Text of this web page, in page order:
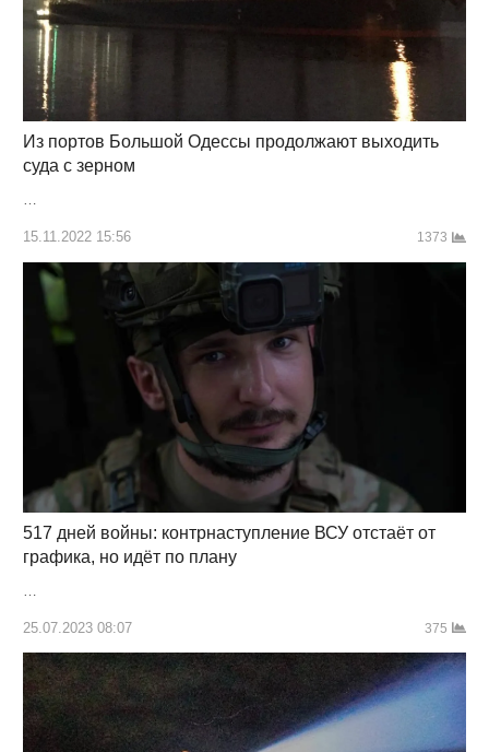
Из портов Большой Одессы продолжают выходить
суда с зерном
…
15.11.2022 15:56 1373
517 дней войны: контрнаступление ВСУ отстаёт от
графика, но идёт по плану
25.07.2023 08:07 375